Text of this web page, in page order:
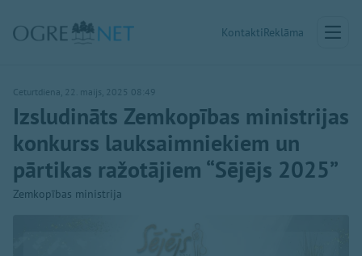
KontaktiReklāma
Ceturtdiena, 22. maijs, 2025 08:49
Izsludināts Zemkopības ministrijas
konkurss lauksaimniekiem un
pārtikas ražotājiem “Sējējs 2025”
Zemkopības ministrija